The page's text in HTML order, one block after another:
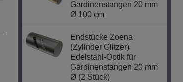
Gardinenstangen 20 mm
Ø 100 cm
Endstücke Zoena
(Zylinder Glitzer)
Edelstahl-Optik für
Gardinenstangen 20 mm
Ø (2 Stück)